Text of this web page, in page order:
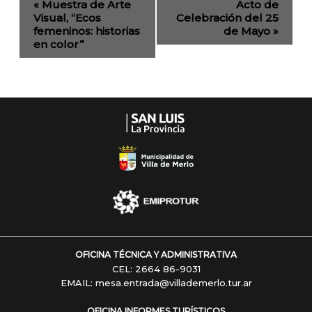
de
Navegación
« Muestra de Arte
Visual, “Ecos
femeninos: historias
en color”
Acto de
Celebración del 25
de Mayo »
OFICINA TÉCNICA Y ADMINISTRATIVA
CEL: 2664 86-9031
EMAIL: mesa.entrada@villademerlo.tur.ar